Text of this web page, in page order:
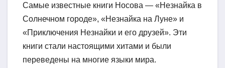
Самые известные книги Носова — «Незнайка в
Солнечном городе», «Незнайка на Луне» и
«Приключения Незнайки и его друзей». Эти
книги стали настоящими хитами и были
переведены на многие языки мира.